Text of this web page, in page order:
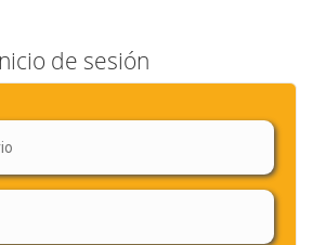
de sesión